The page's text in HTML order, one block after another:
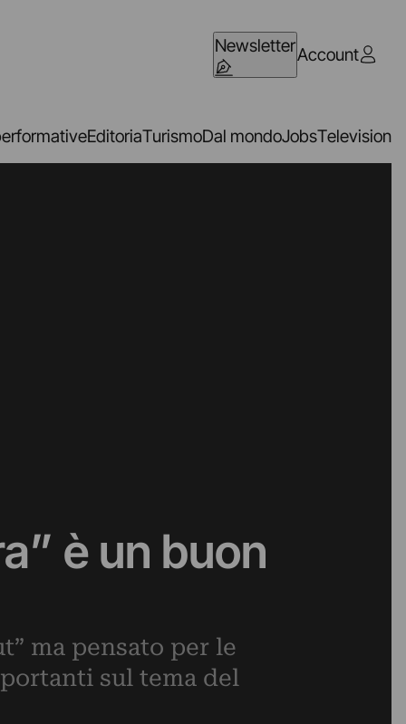
NewsletterAccount
EditoriaTurismoDal mondoJobsTelevision
è un buon
ma pensato per le
sul tema del